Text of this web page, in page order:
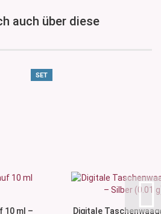
auch über diese
SET
10 ml –
Digitale